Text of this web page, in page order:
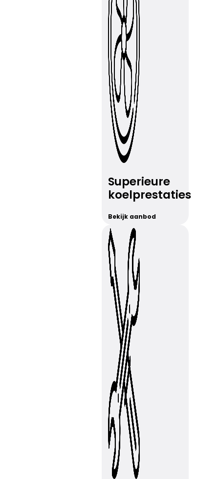
Superieure
koelprestaties
Bekijk aanbod